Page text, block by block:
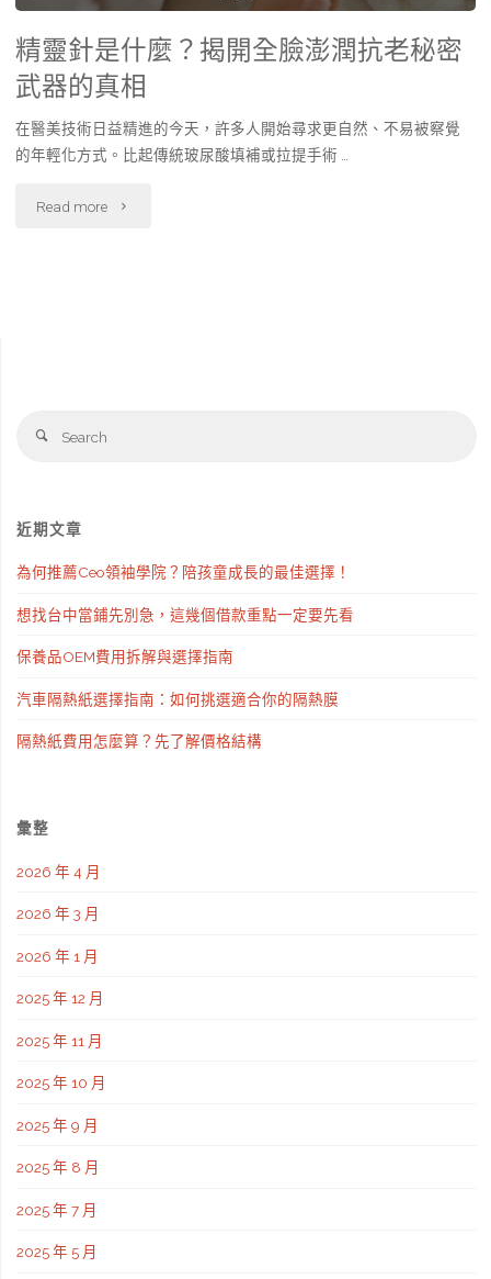
精靈針是什麼？揭開全臉澎潤抗老秘密
武器的真相
在醫美技術日益精進的今天，許多人開始尋求更自然、不易被察覺
的年輕化方式。比起傳統玻尿酸填補或拉提手術 …
Read more "精
抗
Search
近期文章
為何推薦Ceo領袖學院？陪孩童成長的最佳選擇！
想找台中當鋪先別急，這幾個借款重點一定要先看
保養品OEM費用拆解與選擇指南
汽車隔熱紙選擇指南：如何挑選適合你的隔熱膜
隔熱紙費用怎麼算？先了解價格結構
彙整
2026 年 4 月
2026 年 3 月
2026 年 1 月
2025 年 12 月
2025 年 11 月
2025 年 10 月
2025 年 9 月
2025 年 8 月
2025 年 7 月
2025 年 5 月